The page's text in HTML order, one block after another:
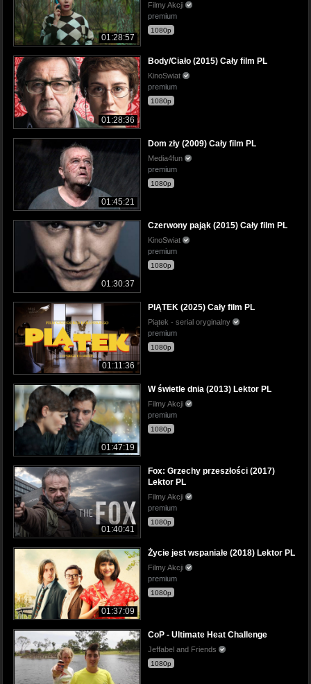
01:28:57
Filmy Akcji
premium
1080p
01:28:36
Body/Ciało (2015) Cały film PL
KinoSwiat
premium
1080p
01:45:21
Dom zły (2009) Cały film PL
Media4fun
premium
1080p
01:30:37
Czerwony pająk (2015) Cały film PL
KinoSwiat
premium
1080p
01:11:36
PIĄTEK (2025) Cały film PL
Piątek - serial oryginalny
premium
1080p
01:47:19
W świetle dnia (2013) Lektor PL
Filmy Akcji
premium
1080p
01:40:41
Fox: Grzechy przeszłości (2017)
Lektor PL
Filmy Akcji
premium
1080p
01:37:09
Życie jest wspaniałe (2018) Lektor PL
Filmy Akcji
premium
1080p
CoP - Ultimate Heat Challenge
Jeffabel and Friends
1080p